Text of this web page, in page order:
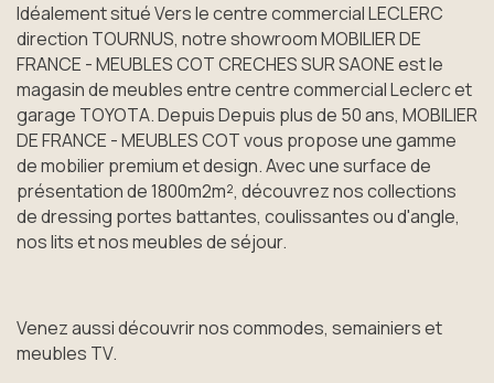
Idéalement situé Vers le centre commercial LECLERC
direction TOURNUS, notre showroom MOBILIER DE
FRANCE - MEUBLES COT CRECHES SUR SAONE est le
magasin de meubles entre centre commercial Leclerc et
garage TOYOTA. Depuis Depuis plus de 50 ans, MOBILIER
DE FRANCE - MEUBLES COT vous propose une gamme
de mobilier premium et design. Avec une surface de
présentation de 1800m2m², découvrez nos collections
de dressing portes battantes, coulissantes ou d'angle,
nos lits et nos meubles de séjour.
Venez aussi découvrir nos commodes, semainiers et
meubles TV.